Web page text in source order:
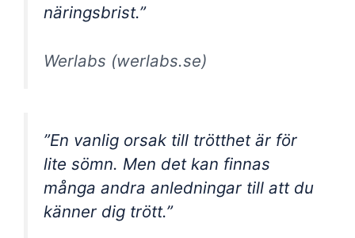
näringsbrist.”
Werlabs (werlabs.se)
”En vanlig orsak till trötthet är för
lite sömn. Men det kan finnas
många andra anledningar till att du
känner dig trött.”